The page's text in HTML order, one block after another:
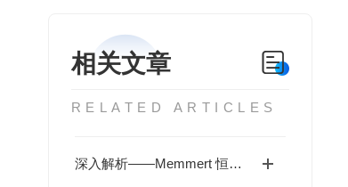
相关文章
RELATED ARTICLES
深入解析——Memmert 恒温恒湿箱的技术优势